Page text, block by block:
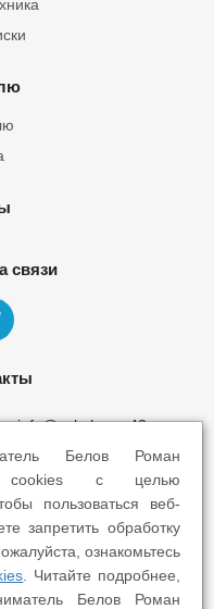
связи
info@yokohama43.ru
5Б
7А
Белов Роман
cookies с целью
пользоваться веб-
запретить обработку
ознакомьтесь
. Читайте подробнее,
Белов Роман